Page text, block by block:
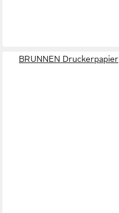
BRUNNEN Druckerpapier